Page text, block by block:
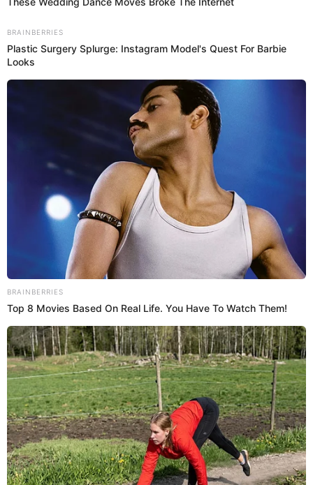
APASIONADO BESO EN VIVO y paralizan el
set de 'América Hoy'
¡El set estalló! En la última edición del programa 'América
Hoy', el ocurrente Edson Dávila dejó en completo shock a
sus compañeros al decidir recrear una escena de
actuación con una de sus compañeras, pero nadie imaginó
que realmente llegaría a plantarle un tremendo beso en
vivo a la mismísima Janet Barboza. Lo que comenzó
como una de las clásicas bromas y picantes dardos entre
ambos conductores terminó en un impensado 'chape' que
dejó a los demás conductores y camarógrafos en shock.
20 de mayo de 2026
@ann_mary3
elpopular.pe
elpopular.pe
20 May 2026 | 11:12 h
Actualizado20 May 2026 | 11:12 h